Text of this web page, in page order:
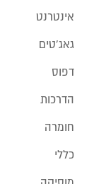
אינטרנט
גאג'טים
דפוס
הדרכות
חומרה
כללי